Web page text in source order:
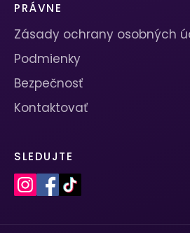
PRÁVNE
Zásady ochrany osobných
Podmienky
Bezpečnosť
Kontaktovať
SLEDUJTE